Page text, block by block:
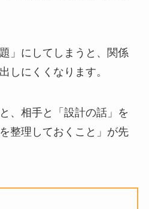
」にしてしまうと、関係
しにくくなります。
、相手と「設計の話」を
整理しておくこと」が先